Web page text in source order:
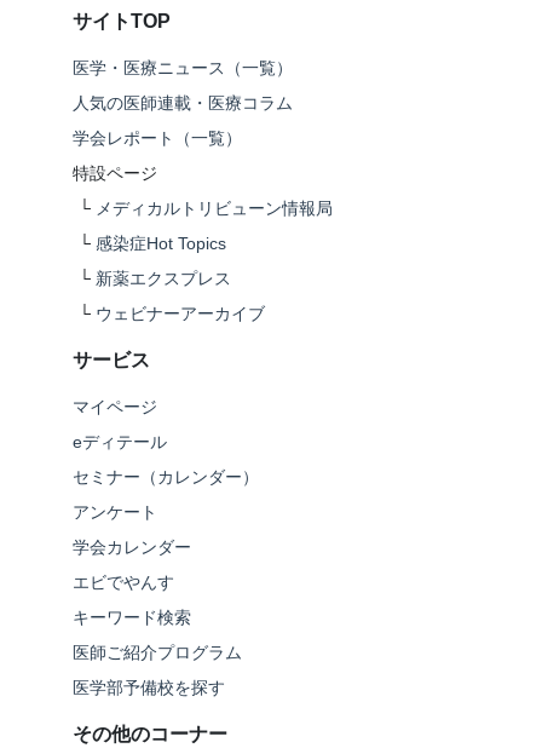
サイトTOP
医学・医療ニュース（一覧）
人気の医師連載・医療コラム
学会レポート（一覧）
特設ページ
└ メディカルトリビューン情報局
└ 感染症Hot Topics
└ 新薬エクスプレス
└ ウェビナーアーカイブ
サービス
マイページ
eディテール
セミナー（カレンダー）
アンケート
学会カレンダー
エビでやんす
キーワード検索
医師ご紹介プログラム
医学部予備校を探す
その他のコーナー